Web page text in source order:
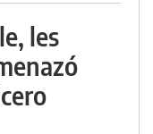
les